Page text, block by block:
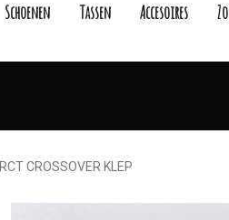
Schoenen Tassen Accesoires
CROSSOVER KLEP